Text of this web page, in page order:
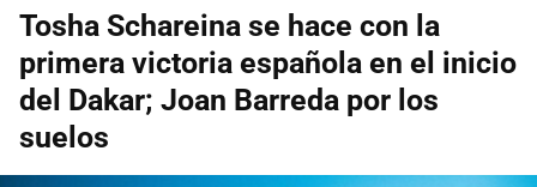
Tosha Schareina se hace con la
primera victoria española en el inicio
del Dakar; Joan Barreda por los
suelos